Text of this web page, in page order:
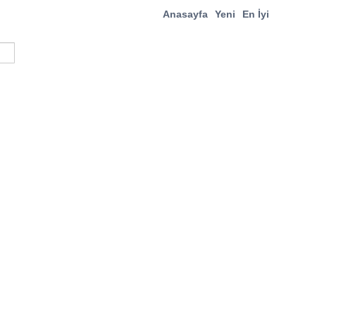
Anasayfa Yeni En İyi